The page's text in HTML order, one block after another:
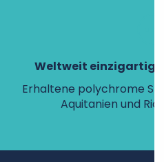
Weltweit
Erhaltene polychrome
Aquitanien und